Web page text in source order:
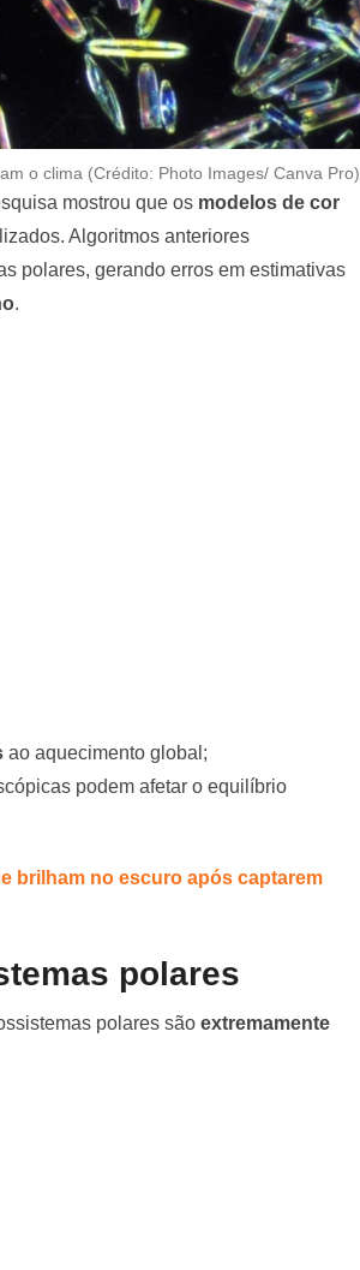
o clima (Crédito: Photo Images/ Canva Pro)
mostrou que os modelos de cor
Algoritmos anteriores
polares, gerando erros em estimativas
.
ao aquecimento global;
podem afetar o equilíbrio
brilham no escuro após captarem
polares
polares são extremamente